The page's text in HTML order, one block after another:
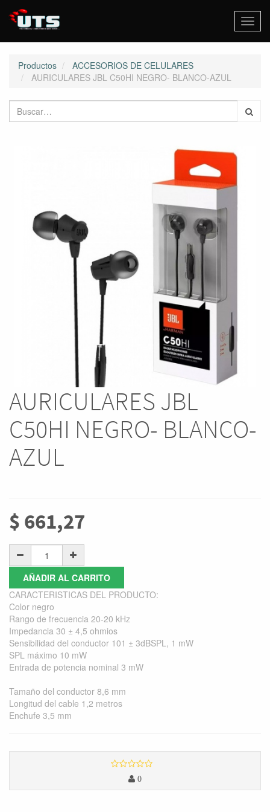
Productos
ACCESORIOS DE CELULARES
AURICULARES JBL C50HI NEGRO- BLANCO-AZUL
AURICULARES JBL
C50HI NEGRO- BLANCO-
AZUL
$ 661,27
AÑADIR AL CARRITO
CARACTERISTICAS DEL PRODUCTO:
Color negro
Rango de frecuencia 20-20 kHz
Impedancia 30 ± 4,5 ohmios
Sensibilidad del conductor 101 ± 3dBSPL, 1 mW
SPL máximo 10 mW
Entrada de potencia nominal 3 mW
Tamaño del conductor 8,6 mm
Longitud del cable 1,2 metros
Enchufe 3,5 mm
0